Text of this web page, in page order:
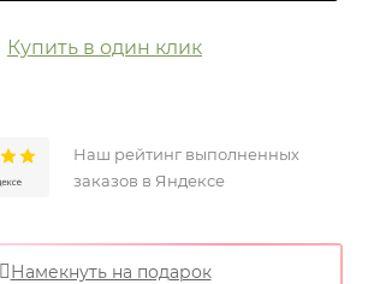
Купить в один клик
Наш рейтинг выполненных
заказов в Яндексе
Намекнуть на подарок